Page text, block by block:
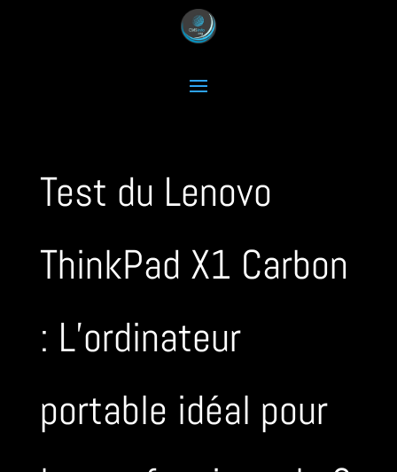
Test du Lenovo
ThinkPad X1 Carbon
: L’ordinateur
portable idéal pour